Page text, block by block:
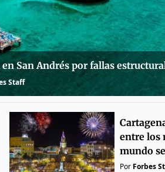
San Andrés por fallas
Staff
entre los
mundo
Por Forbes